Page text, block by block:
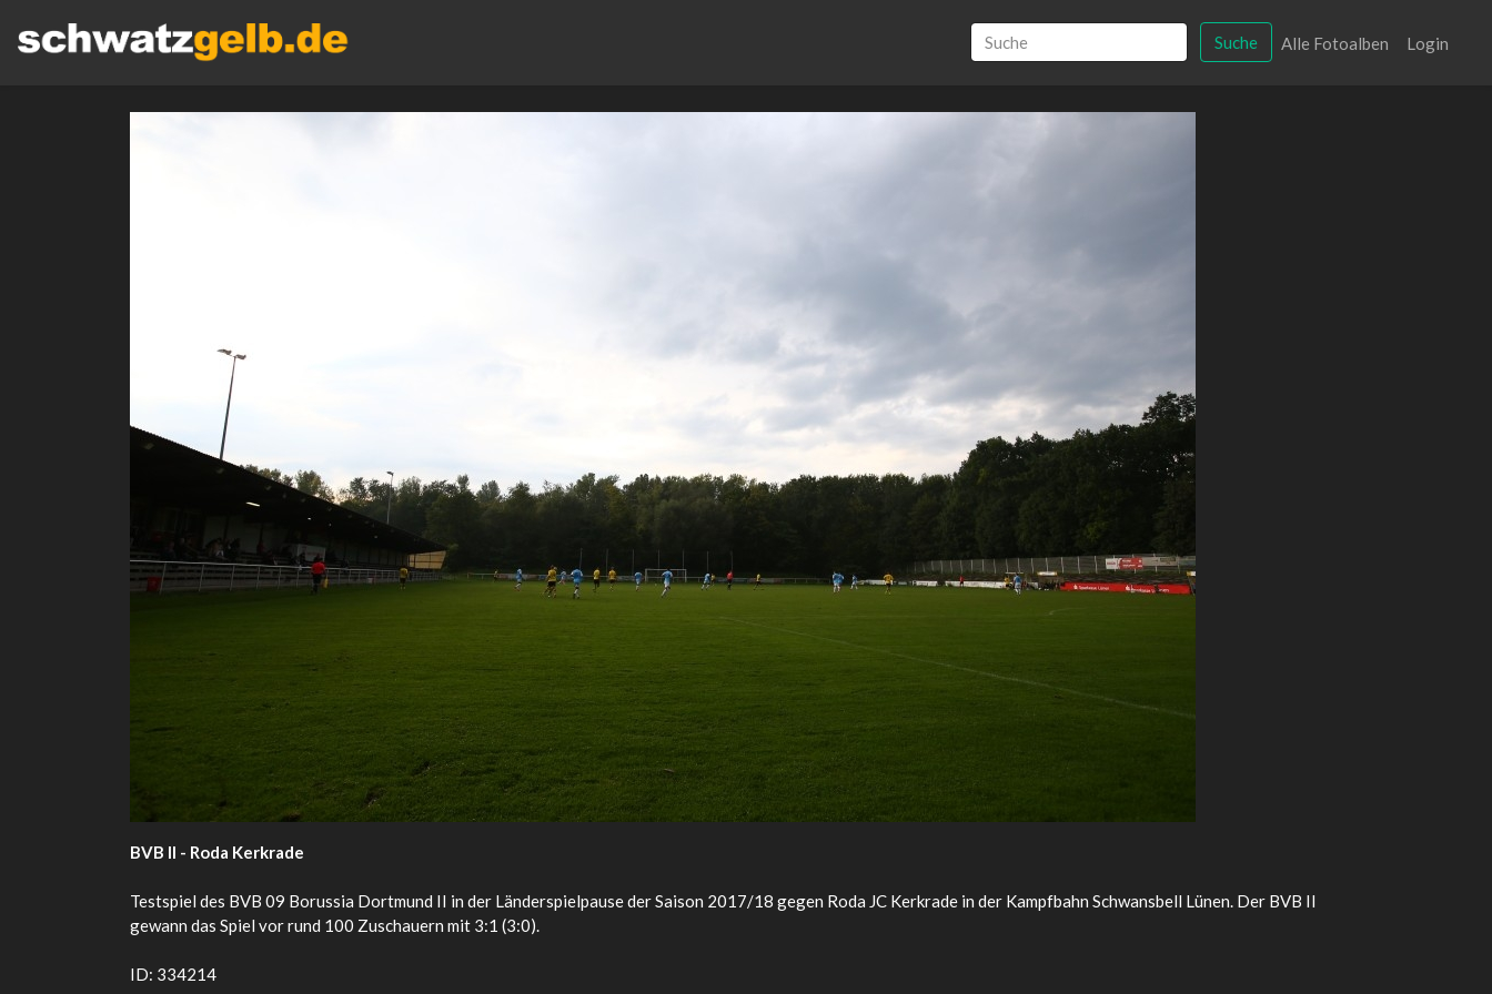
Suche Alle Fotoalben Login
BVB II - Roda Kerkrade
Testspiel des BVB 09 Borussia Dortmund II in der Länderspielpause der Saison 2017/18 gegen Roda JC Kerkrade in der Kampfbahn Schwansbell Lünen. Der BVB II
gewann das Spiel vor rund 100 Zuschauern mit 3:1 (3:0).
ID: 334214